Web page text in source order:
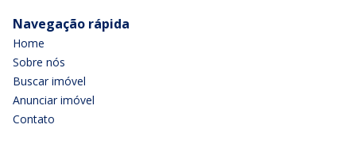
Navegação rápida
Home
Sobre nós
Buscar imóvel
Anunciar imóvel
Contato